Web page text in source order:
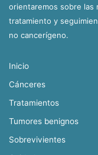
orientaremos sobre las
tratamiento y
no cancerígeno.
Inicio
Cánceres
Tratamientos
Tumores benignos
Sobrevivientes